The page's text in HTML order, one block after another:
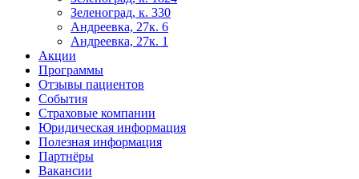
Зеленоград, к. 330
Андреевка, 27к. 6
Андреевка, 27к. 1
Акции
Программы
Отзывы пациентов
События
Страховые компании
Юридическая информация
Полезная информация
Партнёры
Вакансии